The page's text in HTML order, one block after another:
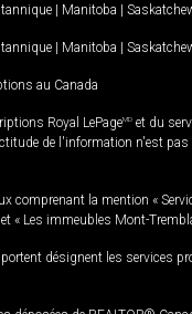
| Manitoba |
| Manitoba |
au Canada
Royal LePageMD et du
de l'information n'est
comprenant la mention «
« Les immeubles Mont-
désignent les services